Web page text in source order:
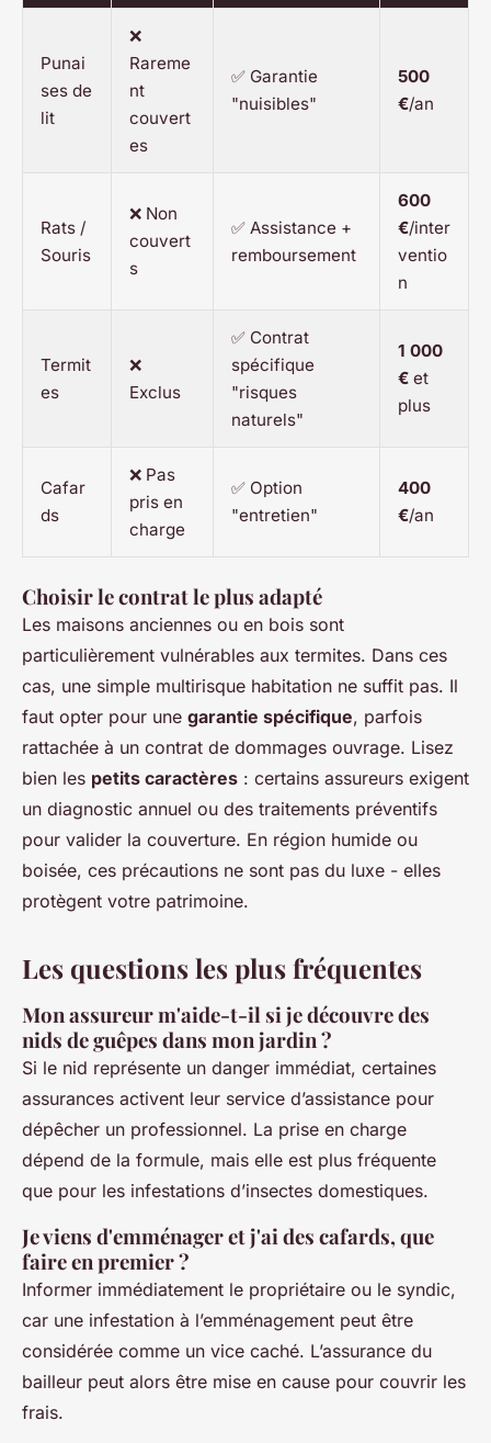
Punai
ses de
lit
❌
Rareme
nt
couvert
es
✅ Garantie
"nuisibles"
500
€/an
Rats /
Souris
❌ Non
couvert
s
✅ Assistance +
remboursement
600
€/inter
ventio
n
Termit
es
❌
Exclus
✅ Contrat
spécifique
"risques
naturels"
1 000
€ et
plus
Cafar
ds
❌ Pas
pris en
charge
✅ Option
"entretien"
400
€/an
Choisir le contrat le plus adapté
Les maisons anciennes ou en bois sont
particulièrement vulnérables aux termites. Dans ces
cas, une simple multirisque habitation ne suffit pas. Il
faut opter pour une garantie spécifique, parfois
rattachée à un contrat de dommages ouvrage. Lisez
bien les petits caractères : certains assureurs exigent
un diagnostic annuel ou des traitements préventifs
pour valider la couverture. En région humide ou
boisée, ces précautions ne sont pas du luxe - elles
protègent votre patrimoine.
Les questions les plus fréquentes
Mon assureur m'aide-t-il si je découvre des
nids de guêpes dans mon jardin ?
Si le nid représente un danger immédiat, certaines
assurances activent leur service d’assistance pour
dépêcher un professionnel. La prise en charge
dépend de la formule, mais elle est plus fréquente
que pour les infestations d’insectes domestiques.
Je viens d'emménager et j'ai des cafards, que
faire en premier ?
Informer immédiatement le propriétaire ou le syndic,
car une infestation à l’emménagement peut être
considérée comme un vice caché. L’assurance du
bailleur peut alors être mise en cause pour couvrir les
frais.